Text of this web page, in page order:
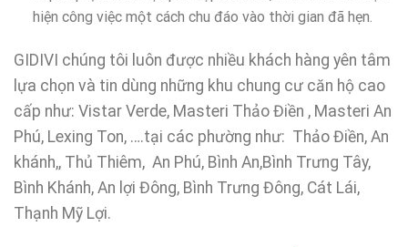
hiện công việc một cách chu đáo vào thời gian đã hẹn.
GIDIVI chúng tôi luôn được nhiều khách hàng yên tâm
lựa chọn và tin dùng những khu chung cư căn hộ cao
cấp như: Vistar Verde, Masteri Thảo Điền , Masteri An
Phú, Lexing Ton, ….tại các phường như: Thảo Điền, An
khánh,, Thủ Thiêm, An Phú, Bình An,Bình Trưng Tây,
Bình Khánh, An lợi Đông, Bình Trưng Đông, Cát Lái,
Thạnh Mỹ Lợi.